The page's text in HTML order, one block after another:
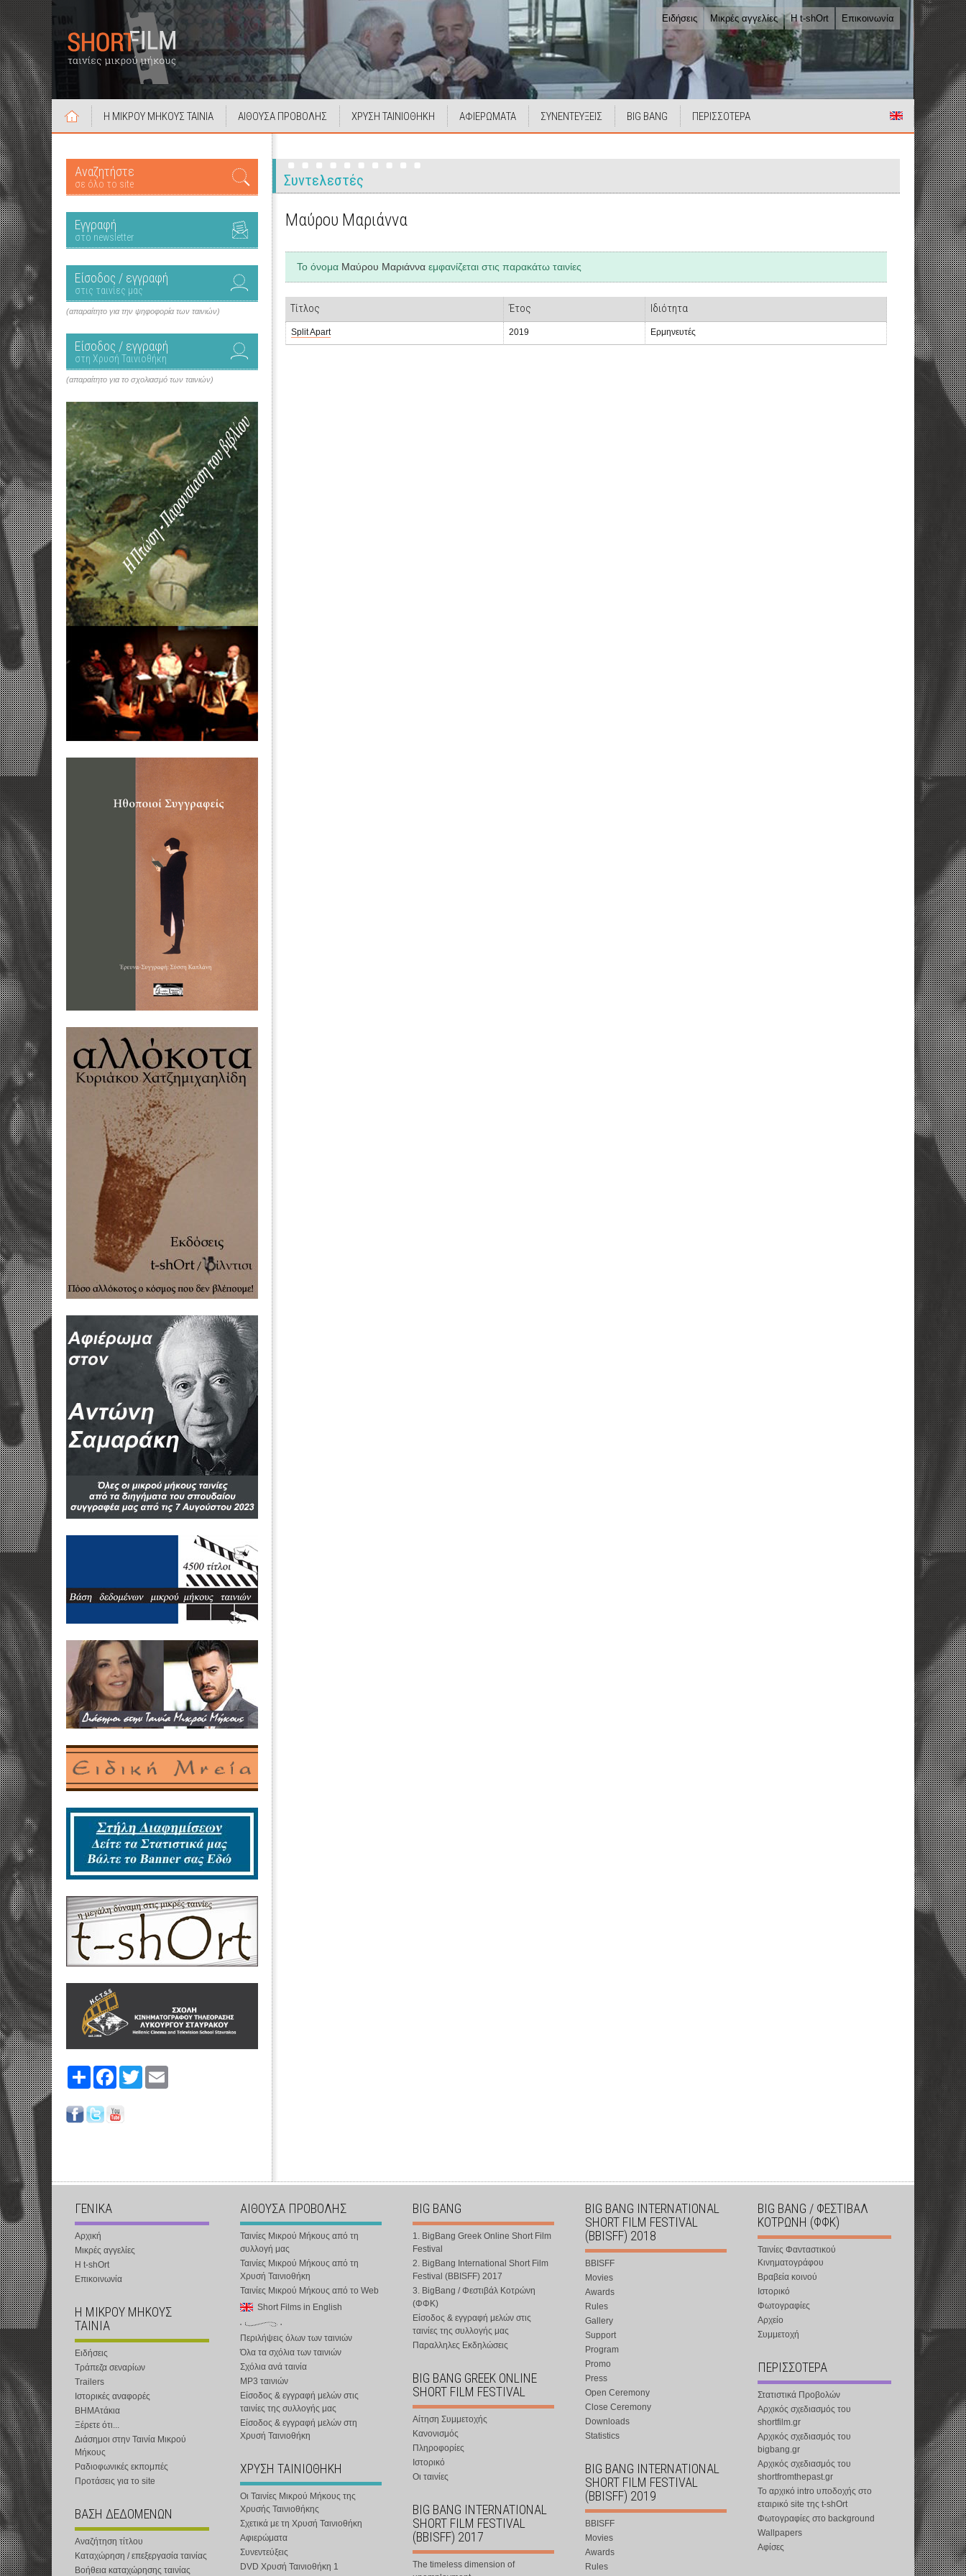
Ειδήσεις Μικρές αγγελίες Η t-shOrt Επικοινωνία
Η ΜΙΚΡΟΥ ΜΗΚΟΥΣ ΤΑΙΝΙΑ ΑΙΘΟΥΣΑ ΠΡΟΒΟΛΗΣ ΧΡΥΣΗ ΤΑΙΝΙΟΘΗΚΗ ΑΦΙΕΡΩΜΑΤΑ ΣΥΝΕΝΤΕΥΞΕΙΣ BIG BANG ΠΕΡΙΣΣΟΤΕΡΑ
Αναζητήστε
σε όλο το site
Εγγραφή
στο newsletter
Είσοδος / εγγραφή
στις ταινίες μας
(απαραίτητο για την ψηφοφορία των ταινιών)
Είσοδος / εγγραφή
στη Χρυσή Ταινιοθήκη
(απαραίτητο για το σχολιασμό των ταινιών)
Share FacebookTwitter
Συντελεστές
Μαύρου Μαριάννα
Το όνομα Μαύρου Μαριάννα εμφανίζεται στις παρακάτω ταινίες
Τίτλος Έτος Ιδιότητα
Split Apart 2019 Ερμηνευτές
ΓΕΝΙΚΑ
Αρχική
Μικρές αγγελίες
Η t-shOrt
Επικοινωνία
Η ΜΙΚΡΟΥ ΜΗΚΟΥΣ
ΤΑΙΝΙΑ
Ειδήσεις
Τράπεζα σεναρίων
Trailers
Ιστορικές αναφορές
ΒΗΜΑτάκια
Ξέρετε ότι...
Διάσημοι στην Ταινία Μικρού
Μήκους
Ραδιοφωνικές εκπομπές
Προτάσεις για το site
ΒΑΣΗ ΔΕΔΟΜΕΝΩΝ
Αναζήτηση τίτλου
Καταχώρηση / επεξεργασία ταινίας
Βοήθεια καταχώρησης ταινίας
ΑΙΘΟΥΣΑ ΠΡΟΒΟΛΗΣ
Ταινίες Μικρού Μήκους από τη
συλλογή μας
Ταινίες Μικρού Μήκους από τη
Χρυσή Ταινιοθήκη
Ταινίες Μικρού Μήκους από το Web
Short Films in English
Περιλήψεις όλων των ταινιών
Όλα τα σχόλια των ταινιών
Σχόλια ανά ταινία
MP3 ταινιών
Είσοδος & εγγραφή μελών στις
ταινίες της συλλογής μας
Είσοδος & εγγραφή μελών στη
Χρυσή Ταινιοθήκη
ΧΡΥΣΗ ΤΑΙΝΙΟΘΗΚΗ
Οι Ταινίες Μικρού Μήκους της
Χρυσής Ταινιοθήκης
Σχετικά με τη Χρυσή Ταινιοθήκη
Αφιερώματα
Συνεντεύξεις
DVD Χρυσή Ταινιοθήκη 1
BIG BANG
1. BigBang Greek Online Short Film
Festival
2. BigBang International Short Film
Festival (BBISFF) 2017
3. BigBang / Φεστιβάλ Κοτρώνη
(ΦΦΚ)
Είσοδος & εγγραφή μελών στις
ταινίες της συλλογής μας
Παραλληλες Εκδηλώσεις
BIG BANG GREEK ONLINE
SHORT FILM FESTIVAL
Αίτηση Συμμετοχής
Κανονισμός
Πληροφορίες
Ιστορικό
Οι ταινίες
BIG BANG INTERNATIONAL
SHORT FILM FESTIVAL
(BBISFF) 2017
The timeless dimension of
BIG BANG INTERNATIONAL
SHORT FILM FESTIVAL
(BBISFF) 2018
BBISFF
Movies
Awards
Rules
Gallery
Support
Program
Promo
Press
Open Ceremony
Close Ceremony
Downloads
Statistics
BIG BANG INTERNATIONAL
SHORT FILM FESTIVAL
(BBISFF) 2019
BBISFF
Movies
Awards
Rules
BIG BANG / ΦΕΣΤΙΒΑΛ
ΚΟΤΡΩΝΗ (ΦΦΚ)
Ταινίες Φανταστικού
Κινηματογράφου
Βραβεία κοινού
Ιστορικό
Φωτογραφίες
Αρχείο
Συμμετοχή
ΠΕΡΙΣΣΟΤΕΡΑ
Στατιστικά Προβολών
Αρχικός σχεδιασμός του
shortfilm.gr
Αρχικός σχεδιασμός του
bigbang.gr
Αρχικός σχεδιασμός του
shortfromthepast.gr
Το αρχικό intro υποδοχής στο
εταιρικό site της t-shOrt
Φωτογραφίες στο background
Wallpapers
Αφίσες